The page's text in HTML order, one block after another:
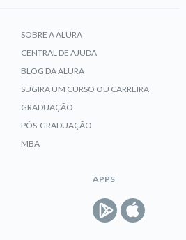
SOBRE A ALURA
CENTRAL DE AJUDA
BLOG DA ALURA
SUGIRA UM CURSO OU CARREIRA
GRADUAÇÃO
PÓS-GRADUAÇÃO
MBA
APPS